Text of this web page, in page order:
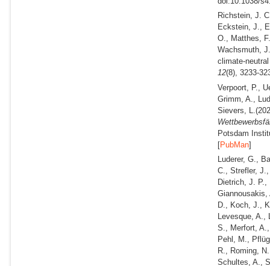
Richstein, J.
Eckstein, J.,
O., Matthes,
Wachsmuth,
climate-
12(8), 3233-
Verpoort, P.,
Grimm, A.,
Sievers, L.
Potsdam
[PubMan]
Luderer, G.,
C., Strefler,
Dietrich, J. P.,
D., Koch, J.,
Levesque, A.,
S., Merfort,
Pehl, M.,
R., Roming,
Schultes, A.,